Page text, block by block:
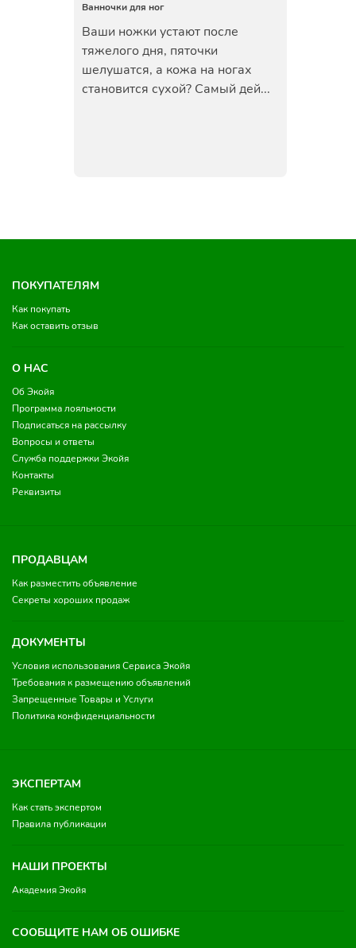
Ванночки для ног
Ваши ножки устают после
тяжелого дня, пяточки
шелушатся, а кожа на ногах
становится сухой? Самый дей...
ПОКУПАТЕЛЯМ
Как покупать
Как оставить отзыв
О НАС
Об Экойя
Программа лояльности
Подписаться на рассылку
Вопросы и ответы
Служба поддержки Экойя
Контакты
Реквизиты
ПРОДАВЦАМ
Как разместить объявление
Секреты хороших продаж
ДОКУМЕНТЫ
Условия использования Сервиса Экойя
Требования к размещению объявлений
Запрещенные Товары и Услуги
Политика конфиденциальности
ЭКСПЕРТАМ
Как стать экспертом
Правила публикации
НАШИ ПРОЕКТЫ
Академия Экойя
СООБЩИТЕ НАМ ОБ ОШИБКЕ